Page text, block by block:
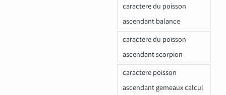
caractere du poisson
ascendant balance
caractere du poisson
ascendant scorpion
caractere poisson
ascendant gemeaux calcul